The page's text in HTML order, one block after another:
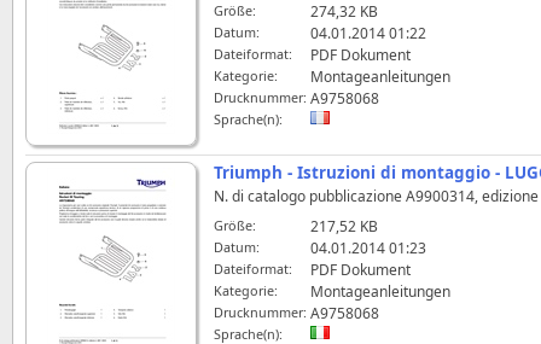
Größe: 274,32 KB
Datum: 04.01.2014 01:22
Dateiformat: PDF Dokument
Kategorie: Montageanleitungen
Drucknummer: A9758068
Sprache(n):
Triumph - Istruzioni di montaggio -
N. di catalogo pubblicazione A9900314,
Größe: 217,52 KB
Datum: 04.01.2014 01:23
Dateiformat: PDF Dokument
Kategorie: Montageanleitungen
Drucknummer: A9758068
Sprache(n):